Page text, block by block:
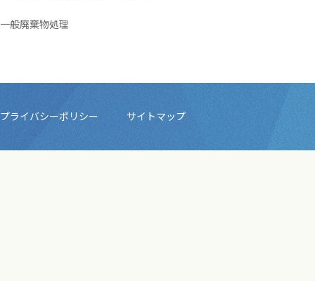
一般廃棄物処理
プライバシーポリシー サイトマップ